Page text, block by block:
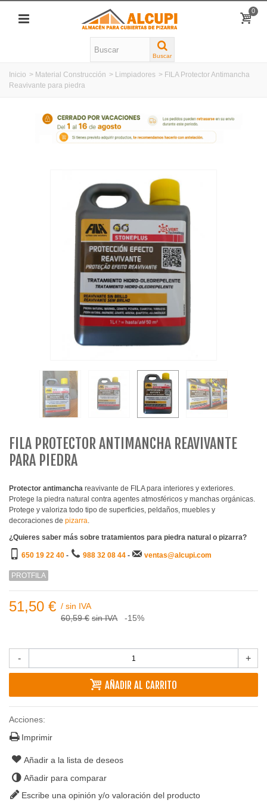
0
Buscar
Inicio > Material Construcción > Limpiadores > FILA Protector Antimancha
Reavivante para piedra
FILA PROTECTOR ANTIMANCHA REAVIVANTE
PARA PIEDRA
Protector antimancha reavivante de FILA para interiores y exteriores.
Protege la piedra natural contra agentes atmosféricos y manchas orgánicas.
Protege y valoriza todo tipo de superficies, peldaños, muebles y
decoraciones de pizarra.
¿Quieres saber más sobre tratamientos para piedra natural o pizarra?
650 19 22 40 - 988 32 08 44 - ventas@alcupi.com
PROTFILA
51,50 € / sin IVA
60,59 € sin IVA -15%
- +
AÑADIR AL CARRITO
Acciones:
Imprimir
Añadir a la lista de deseos
Añadir para comparar
Escribe una opinión y/o valoración del producto